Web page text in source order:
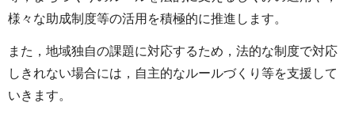
様々な助成制度等の活用を積極的に推進します。
また，地域独自の課題に対応するため，法的な制度で対応
しきれない場合には，自主的なルールづくり等を支援して
いきます。